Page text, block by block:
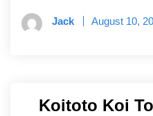
Jack August 10,
Koitoto Koi